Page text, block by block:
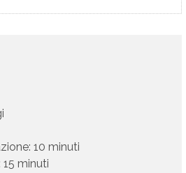
10 minuti
minuti